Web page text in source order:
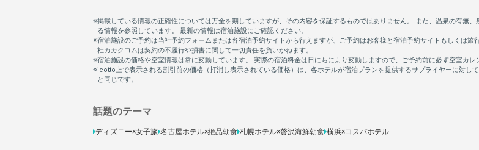
話題のテーマ
ディズニー×女子旅 名古屋ホテル×絶品朝食 札幌ホテル×贅沢海鮮朝食 横浜×コスパホテル